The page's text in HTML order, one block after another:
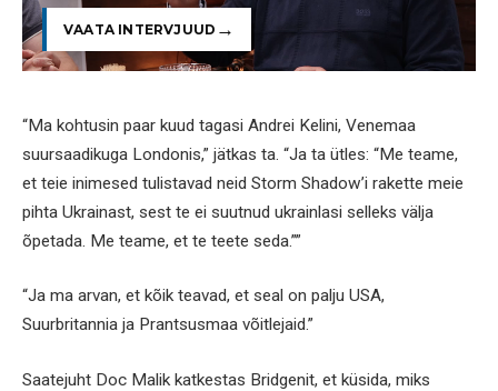
VAATA INTERVJUUD
“Ma kohtusin paar kuud tagasi Andrei Kelini, Venemaa
suursaadikuga Londonis,” jätkas ta. “Ja ta ütles: “Me teame,
et teie inimesed tulistavad neid Storm Shadow’i rakette meie
pihta Ukrainast, sest te ei suutnud ukrainlasi selleks välja
õpetada. Me teame, et te teete seda.””
“Ja ma arvan, et kõik teavad, et seal on palju USA,
Suurbritannia ja Prantsusmaa võitlejaid.”
Saatejuht Doc Malik katkestas Bridgenit, et küsida, miks